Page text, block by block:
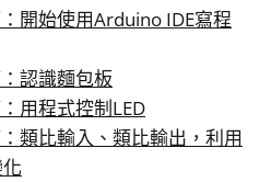
開始使用Arduino IDE寫程
認識麵包板
用程式控制LED
類比輸入、類比輸出，利用